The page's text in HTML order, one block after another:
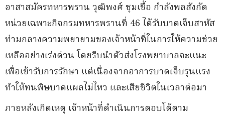
อาสาสมัครทหารพราน วุฒิพงศ์ ชุมเชื้อ กำลังพลสังกัด
หน่วยเฉพาะกิจกรมทหารพรานที่ 46 ได้รับบาดเจ็บสาหัส
ท่ามกลางความพยายามของเจ้าหน้าที่ในการให้ความช่วย
เหลืออย่างเร่งด่วน โดยรีบนำตัวส่งโรงพยาบาลจะแนะ
เพื่อเข้ารับการรักษา แต่เนื่องจากอาการบาดเจ็บรุนแรง
ทำให้ทนพิษบาดแผลไม่ไหว และเสียชีวิตในเวลาต่อมา
ภายหลังเกิดเหตุ เจ้าหน้าที่ดำเนินการตอบโต้ตาม